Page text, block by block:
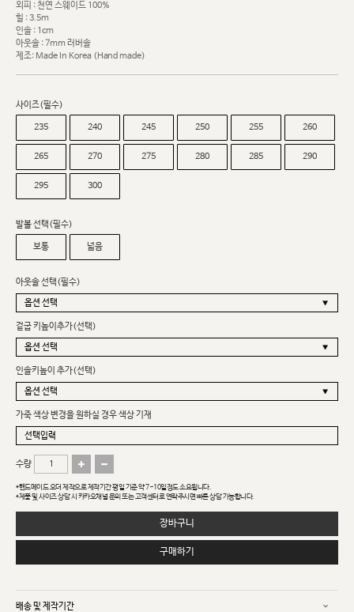
외피 : 천연 스웨이드 100%
힐 : 3.5m
인솔 : 1cm
아웃솔 : 7mm 러버솔
제조: Made In Korea (Hand made)
사이즈(필수)
235 240 245 250 255 260
265 270 275 280 285 290
295 300
발볼 선택(필수)
보통 넓음
아웃솔 선택(필수)
겉굽 키높이추가(선택)
인솔키높이 추가(선택)
가죽 색상 변경을 원하실 경우 색상 기재
수량
*핸드메이드 오더 제작으로 제작기간 평일 기준 약 7~10일정도 소요됩니다.
*제품 및 사이즈 상담 시 카카오채널 문의 또는 고객센터로 연락주시면 빠른 상담 가능합니다.
장바구니
구매하기
배송 및 제작기간